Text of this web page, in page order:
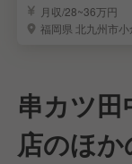
月収/28~36万円
福岡県 北九州市小
串カツ
店のほか